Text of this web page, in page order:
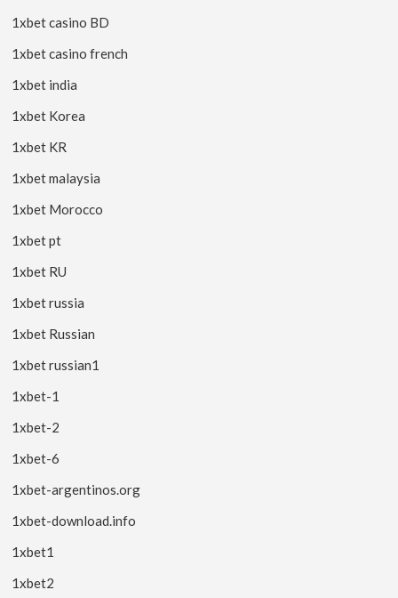
1xbet casino BD
1xbet casino french
1xbet india
1xbet Korea
1xbet KR
1xbet malaysia
1xbet Morocco
1xbet pt
1xbet RU
1xbet russia
1xbet Russian
1xbet russian1
1xbet-1
1xbet-2
1xbet-6
1xbet-argentinos.org
1xbet-download.info
1xbet1
1xbet2